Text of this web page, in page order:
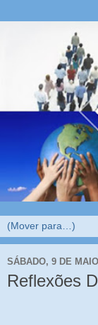
SÁBADO, 9 DE
Reflexões